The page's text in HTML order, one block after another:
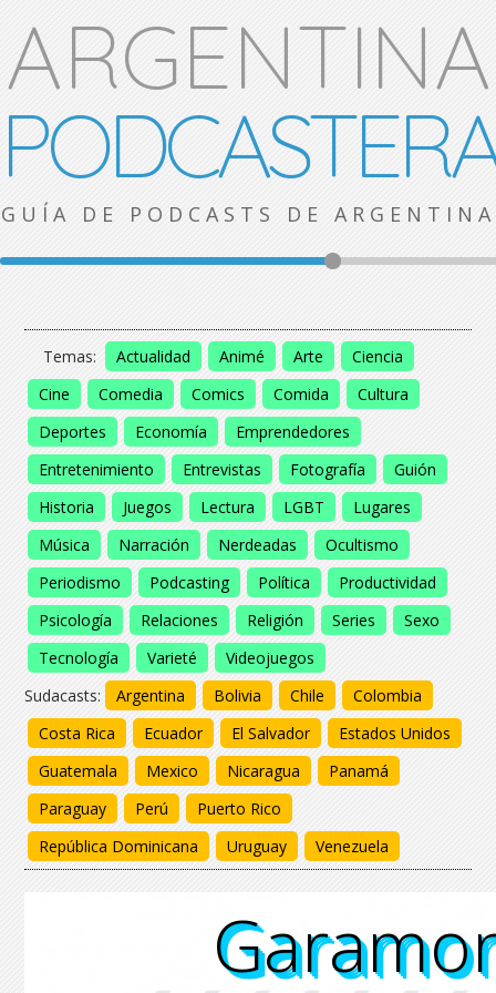
ARGENTINA
GUÍA DE PODCASTS DE ARGENTINA
Temas: Actualidad Animé Arte
Ciencia
Cine
Comedia Comics Comida
Cultura
Deportes
Economía
Emprendedores
Entretenimiento
Entrevistas Fotografía
Guión
Historia
Juegos Lectura LGBT
Lugares
Música
Narración Nerdeadas
Ocultismo
Periodismo
Podcasting Política
Productividad
Psicología
Relaciones Religión Series
Sexo
Tecnología
Varieté
Videojuegos
Sudacasts:
Argentina Bolivia Chile
Colombia
Costa Rica
Ecuador El Salvador
Estados Unidos
Guatemala
Mexico Nicaragua
Panamá
Paraguay
Perú
Puerto Rico
República Dominicana
Uruguay Venezuela